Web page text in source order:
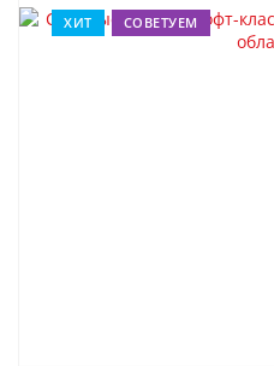
ХИТ СОВЕТУЕМ